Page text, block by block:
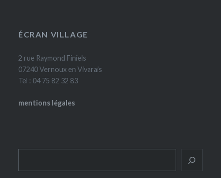
ÉCRAN VILLAGE
2 rue Raymond Finiels
07240 Vernoux en Vivarais
Tel : 04 75 82 32 83
mentions légales